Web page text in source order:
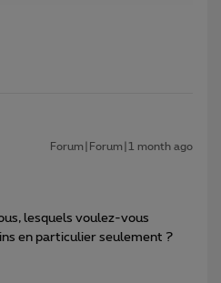
Forum|Forum|1 month ago
lesquels voulez-vous
en particulier seulement ?